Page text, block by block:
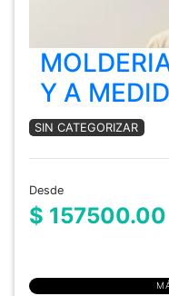
Y A
SIN CATEGORIZAR
Desde
$ 157500.00